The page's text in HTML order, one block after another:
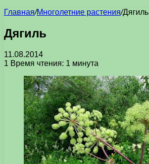
Главная/Многолетние растения/Дягиль
Дягиль
11.08.2014
1 Время чтения: 1 минута